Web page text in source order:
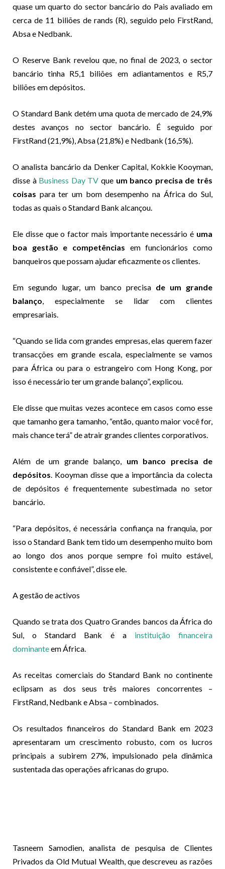
quase um quarto do sector bancário do Pais avaliado em
cerca de 11 biliões de rands (R), seguido pelo FirstRand,
Absa e Nedbank.
O Reserve Bank revelou que, no final de 2023, o sector
bancário tinha R5,1 biliões em adiantamentos e R5,7
biliões em depósitos.
O Standard Bank detém uma quota de mercado de 24,9%
destes avanços no sector bancário. É seguido por
FirstRand (21,9%), Absa (21,8%) e Nedbank (16,5%).
O analista bancário da Denker Capital, Kokkie Kooyman,
disse à Business Day TV que um banco precisa de três
coisas para ter um bom desempenho na África do Sul,
todas as quais o Standard Bank alcançou.
Ele disse que o factor mais importante necessário é uma
boa gestão e competências em funcionários como
banqueiros que possam ajudar eficazmente os clientes.
Em segundo lugar, um banco precisa de um grande
balanço, especialmente se lidar com clientes
empresariais.
“Quando se lida com grandes empresas, elas querem fazer
transacções em grande escala, especialmente se vamos
para África ou para o estrangeiro com Hong Kong, por
isso é necessário ter um grande balanço”, explicou.
Ele disse que muitas vezes acontece em casos como esse
que tamanho gera tamanho, “então, quanto maior você for,
mais chance terá” de atrair grandes clientes corporativos.
Além de um grande balanço, um banco precisa de
depósitos. Kooyman disse que a importância da colecta
de depósitos é frequentemente subestimada no setor
bancário.
“Para depósitos, é necessária confiança na franquia, por
isso o Standard Bank tem tido um desempenho muito bom
ao longo dos anos porque sempre foi muito estável,
consistente e confiável”, disse ele.
A gestão de activos
Quando se trata dos Quatro Grandes bancos da África do
Sul, o Standard Bank é a instituição financeira
dominanteem África.
As receitas comerciais do Standard Bank no continente
eclipsam as dos seus três maiores concorrentes –
FirstRand, Nedbank e Absa – combinados.
Os resultados financeiros do Standard Bank em 2023
apresentaram um crescimento robusto, com os lucros
principais a subirem 27%, impulsionado pela dinâmica
sustentada das operações africanas do grupo.
Tasneem Samodien, analista de pesquisa de Clientes
Privados da Old Mutual Wealth, que descreveu as razões